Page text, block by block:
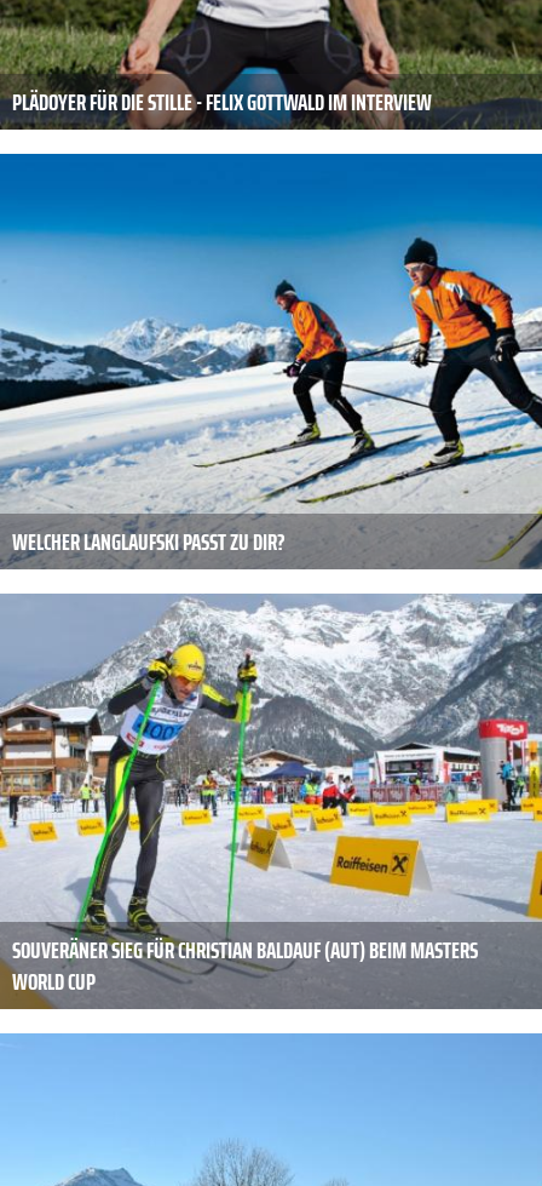
PLÄDOYER FÜR DIE STILLE - FELIX GOTTWALD IM INTERVIEW
WELCHER LANGLAUFSKI PASST ZU DIR?
SOUVERÄNER SIEG FÜR CHRISTIAN BALDAUF (AUT) BEIM MASTERS
WORLD CUP